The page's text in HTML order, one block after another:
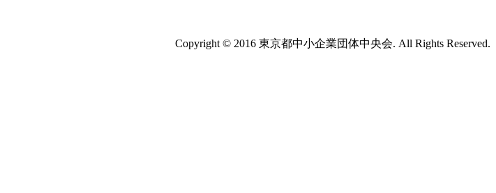
Copyright © 2016 東京都中小企業団体中央会. All Rights Reserved.